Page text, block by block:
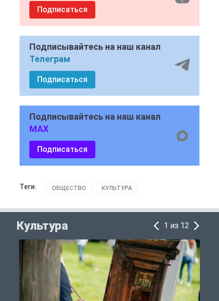
Подписаться
Подписывайтесь на наш канал
Телеграм
Подписаться
Подписывайтесь на наш канал
MAX
Подписаться
Теги: ОБЩЕСТВО КУЛЬТУРА
Культура 1 из 12